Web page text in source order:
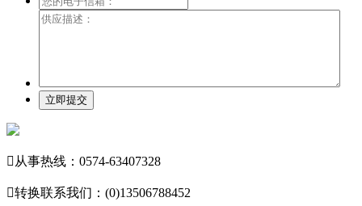
立即提交
 从事热线：0574-63407328
转换联系我们：(0)13506788452